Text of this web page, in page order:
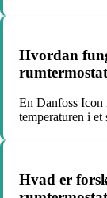
Hvordan
En Danfoss Icon
temperaturen i
Hvad er